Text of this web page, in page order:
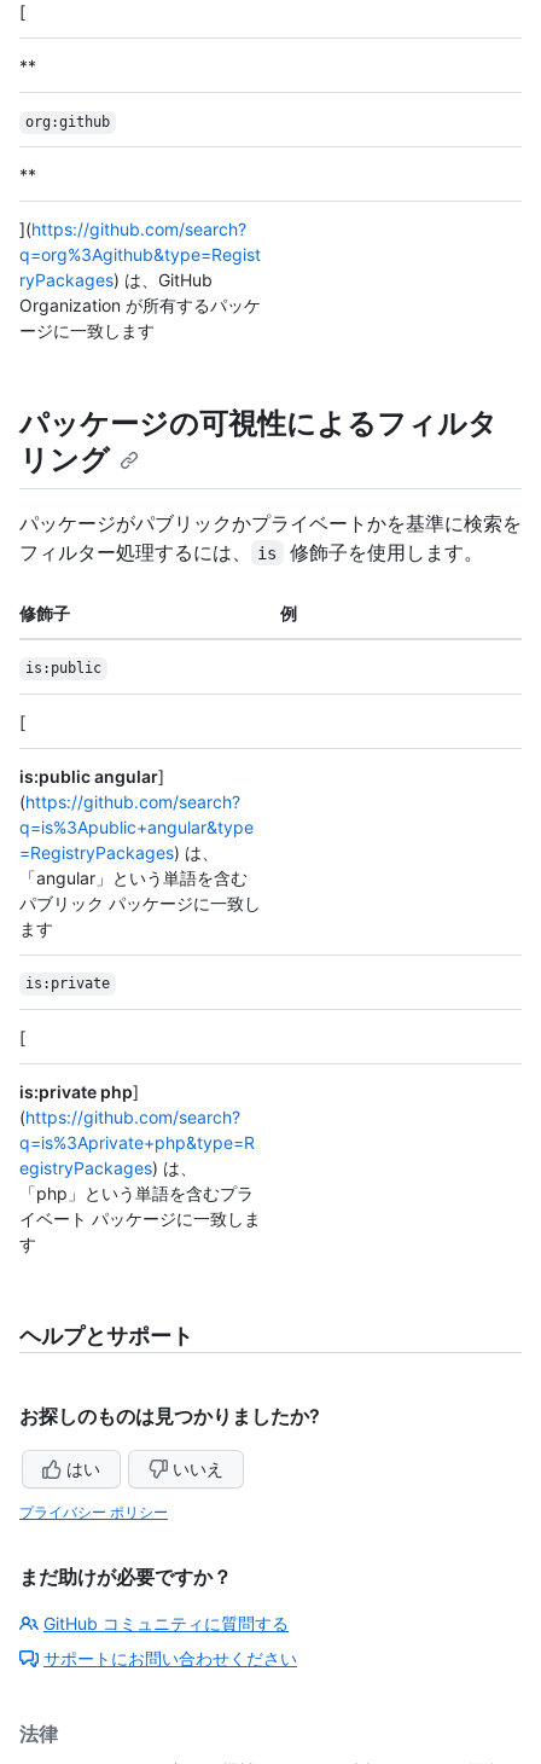
[
**
org:github
**
](https://github.com/search?
q=org%3Agithub&type=Regist
ryPackages) は、GitHub
Organization が所有するパッケ
ージに一致します
パッケージの可視性によるフィルタ
リング
パッケージがパブリックかプライベートかを基準に検索を
フィルター処理するには、
is 修飾子を使用します。
修飾子 例
is:public
[
is:public angular]
(https://github.com/search?
q=is%3Apublic+angular&type
=RegistryPackages) は、
「angular」という単語を含む
パブリック パッケージに一致し
ます
is:private
[
is:private php]
(https://github.com/search?
q=is%3Aprivate+php&type=R
egistryPackages) は、
「php」という単語を含むプラ
イベート パッケージに一致しま
す
ヘルプとサポート
お探しのものは見つかりましたか?
はい いいえ
プライバシー ポリシー
まだ助けが必要ですか？
GitHub コミュニティに質問する
サポートにお問い合わせください
法律